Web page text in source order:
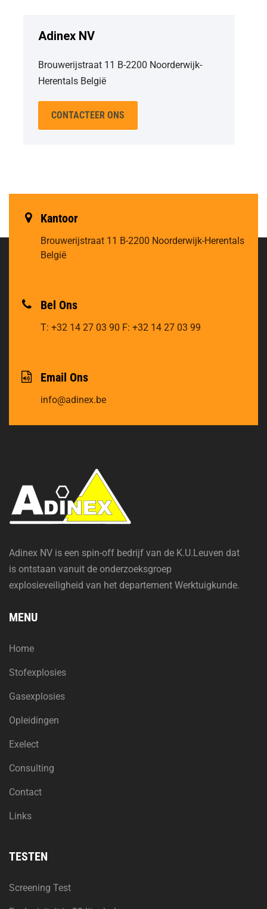
Adinex NV
Brouwerijstraat 11 B-2200 Noorderwijk-
Herentals België
CONTACTEER ONS
Kantoor
Brouwerijstraat 11 B-2200 Noorderwijk-Herentals
België
Bel Ons
T: +32 14 27 03 90 F: +32 14 27 03 99
Email Ons
info@adinex.be
Adinex NV is een spin-off bedrijf van de K.U.Leuven dat
is ontstaan vanuit de onderzoeksgroep
explosieveiligheid van het departement Werktuigkunde.
MENU
Home
Stofexplosies
Gasexplosies
Opleidingen
Exelect
Consulting
Contact
Links
TESTEN
Screening Test